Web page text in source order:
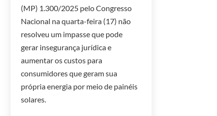
(MP) 1.300/2025 pelo Congresso
Nacional na quarta-feira (17) não
resolveu um impasse que pode
gerar insegurança jurídica e
aumentar os custos para
consumidores que geram sua
própria energia por meio de painéis
solares.